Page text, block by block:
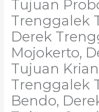
Tujuan
Trenggalek
Derek
Mojokerto,
Tujuan
Trenggalek
Bendo,